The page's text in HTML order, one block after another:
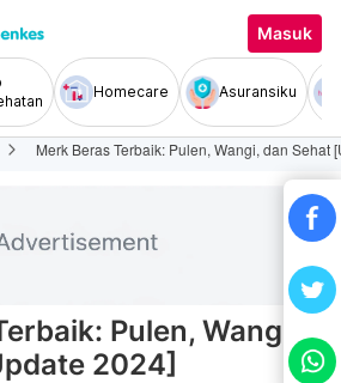
Masuk
Homecare Asuransiku
Merk Beras Terbaik: Pulen, Wangi, dan Sehat
Pulen, Wangi,
2024]